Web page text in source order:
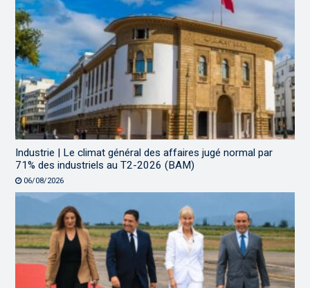
Industrie | Le climat général des affaires jugé normal par
71% des industriels au T2-2026 (BAM)
06/08/2026